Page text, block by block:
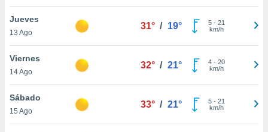
disponible
cookies
aceptar
Jueves
13 Ago
31° / 19° 5- 21
km/h
Viernes
14 Ago
32° / 21° 4- 20
km/h
Sábado
15 Ago
33° / 21° 5- 21
km/h